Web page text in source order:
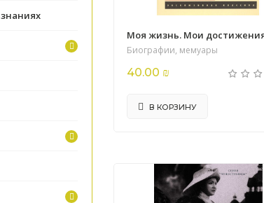
Моя жизнь. Мои
Биографии, мемуары
40.00 ₪
В КОРЗИНУ